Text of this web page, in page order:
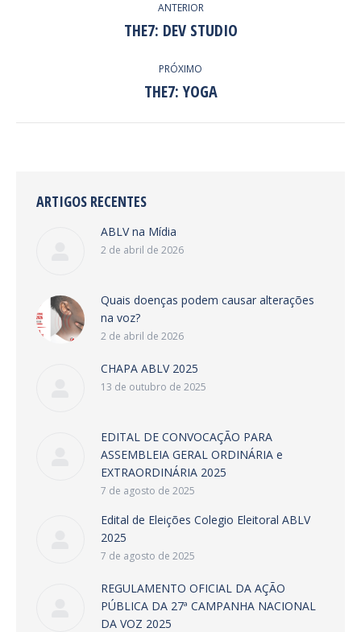
NAVIGATION
ANTERIOR
Previous
THE7: DEV STUDIO
PRÓXIMO
Next
THE7: YOGA
ARTIGOS RECENTES
ABLV na Mídia
2 de abril de 2026
Quais doenças podem causar alterações
na voz?
2 de abril de 2026
CHAPA ABLV 2025
13 de outubro de 2025
EDITAL DE CONVOCAÇÃO PARA
ASSEMBLEIA GERAL ORDINÁRIA e
EXTRAORDINÁRIA 2025
7 de agosto de 2025
Edital de Eleições Colegio Eleitoral ABLV
2025
7 de agosto de 2025
REGULAMENTO OFICIAL DA AÇÃO
PÚBLICA DA 27ª CAMPANHA NACIONAL
DA VOZ 2025